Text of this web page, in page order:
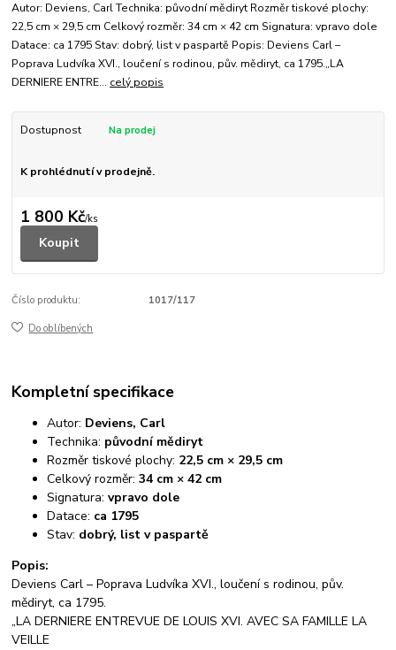
Autor: Deviens, Carl Technika: původní mědiryt Rozměr tiskové plochy:
22,5 cm × 29,5 cm Celkový rozměr: 34 cm × 42 cm Signatura: vpravo dole
Datace: ca 1795 Stav: dobrý, list v paspartě Popis: Deviens Carl –
Poprava Ludvíka XVI., loučení s rodinou, pův. mědiryt, ca 1795.„LA
DERNIERE ENTRE... celý popis
Dostupnost
K prohlédnutí v prodejně.
1 800 Kč/ks
Koupit
Číslo produktu: 1017/117
Do oblíbených
Kompletní specifikace
Autor: Deviens, Carl
Technika: původní mědiryt
Rozměr tiskové plochy: 22,5 cm × 29,5 cm
Celkový rozměr:34 cm × 42 cm
Signatura:vpravo dole
Datace: ca 1795
Stav: dobrý, list v paspartě
Popis:
Deviens Carl – Poprava Ludvíka XVI., loučení s rodinou, pův.
mědiryt, ca 1795.
„LA DERNIERE ENTREVUE DE LOUIS XVI. AVEC SA FAMILLE LA
VEILLE